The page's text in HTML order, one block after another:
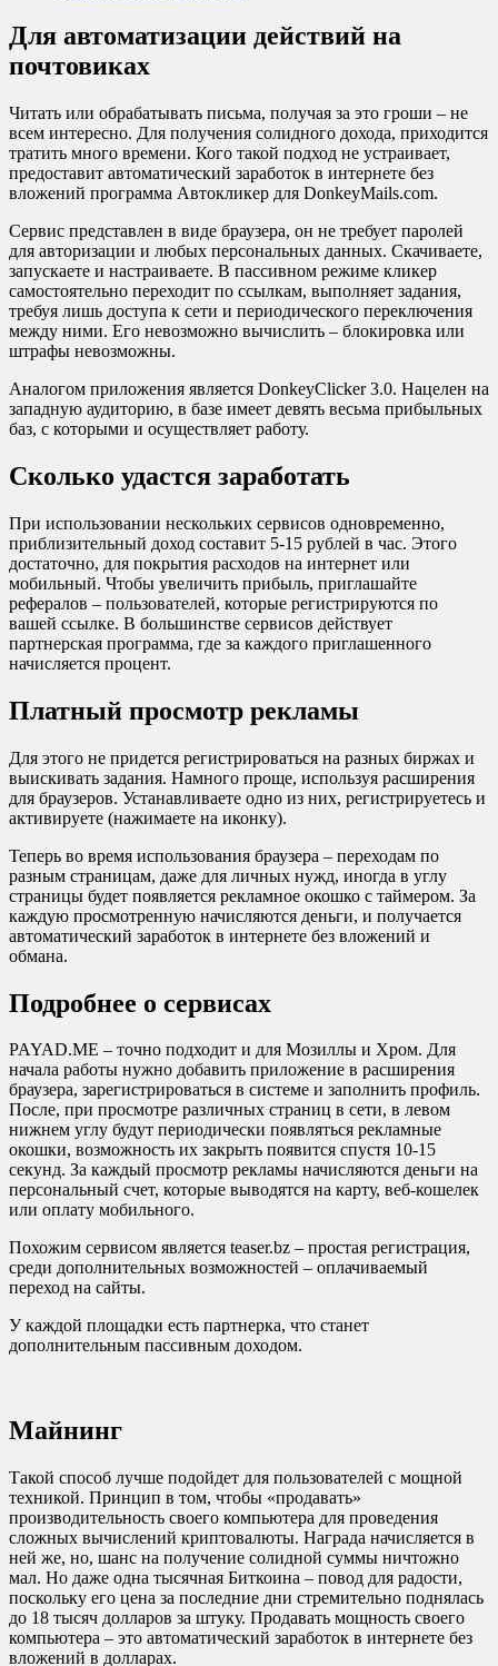
Для автоматизации действий на
почтовиках
Читать или обрабатывать письма, получая за это гроши – не
всем интересно. Для получения солидного дохода, приходится
тратить много времени. Кого такой подход не устраивает,
предоставит автоматический заработок в интернете без
вложений программа Автокликер для DonkeyMails.com.
Сервис представлен в виде браузера, он не требует паролей
для авторизации и любых персональных данных. Скачиваете,
запускаете и настраиваете. В пассивном режиме кликер
самостоятельно переходит по ссылкам, выполняет задания,
требуя лишь доступа к сети и периодического переключения
между ними. Его невозможно вычислить – блокировка или
штрафы невозможны.
Аналогом приложения является DonkeyClicker 3.0. Нацелен на
западную аудиторию, в базе имеет девять весьма прибыльных
баз, с которыми и осуществляет работу.
Сколько удастся заработать
При использовании нескольких сервисов одновременно,
приблизительный доход составит 5-15 рублей в час. Этого
достаточно, для покрытия расходов на интернет или
мобильный. Чтобы увеличить прибыль, приглашайте
рефералов – пользователей, которые регистрируются по
вашей ссылке. В большинстве сервисов действует
партнерская программа, где за каждого приглашенного
начисляется процент.
Платный просмотр рекламы
Для этого не придется регистрироваться на разных биржах и
выискивать задания. Намного проще, используя расширения
для браузеров. Устанавливаете одно из них, регистрируетесь и
активируете (нажимаете на иконку).
Теперь во время использования браузера – переходам по
разным страницам, даже для личных нужд, иногда в углу
страницы будет появляется рекламное окошко с таймером. За
каждую просмотренную начисляются деньги, и получается
автоматический заработок в интернете без вложений и
обмана.
Подробнее о сервисах
PAYAD.ME – точно подходит и для Мозиллы и Хром. Для
начала работы нужно добавить приложение в расширения
браузера, зарегистрироваться в системе и заполнить профиль.
После, при просмотре различных страниц в сети, в левом
нижнем углу будут периодически появляться рекламные
окошки, возможность их закрыть появится спустя 10-15
секунд. За каждый просмотр рекламы начисляются деньги на
персональный счет, которые выводятся на карту, веб-кошелек
или оплату мобильного.
Похожим сервисом является teaser.bz – простая регистрация,
среди дополнительных возможностей – оплачиваемый
переход на сайты.
У каждой площадки есть партнерка, что станет
дополнительным пассивным доходом.
Майнинг
Такой способ лучше подойдет для пользователей с мощной
техникой. Принцип в том, чтобы «продавать»
производительность своего компьютера для проведения
сложных вычислений криптовалюты. Награда начисляется в
ней же, но, шанс на получение солидной суммы ничтожно
мал. Но даже одна тысячная Биткоина – повод для радости,
поскольку его цена за последние дни стремительно поднялась
до 18 тысяч долларов за штуку. Продавать мощность своего
компьютера – это автоматический заработок в интернете без
вложений в долларах.